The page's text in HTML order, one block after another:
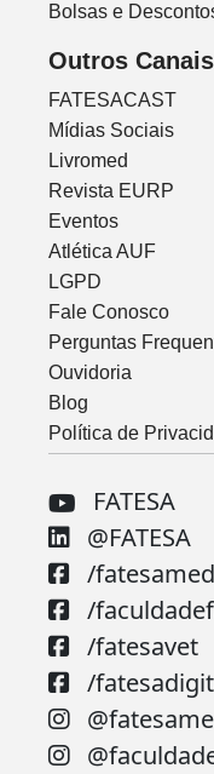
Bolsas e
Outros Canais
FATESACAST
Mídias Sociais
Livromed
Revista EURP
Eventos
Atlética AUF
LGPD
Fale Conosco
Perguntas
Ouvidoria
Blog
Política de
FATESA
@FATESA
/fatesamed
/
/fatesavet
/